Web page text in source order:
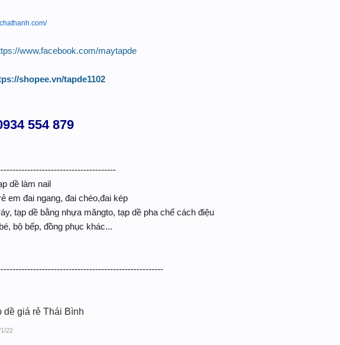
www.facebook.com/maytapde
shopee.vn/tapde1102
554 879
dề làm nail
em đai ngang, đai chéo,đai kép
tạp dề bằng nhựa măngto, tạp dề pha chế cách điệu
bộ bếp, đồng phục khác...
dề giá rẻ Thái Bình
22